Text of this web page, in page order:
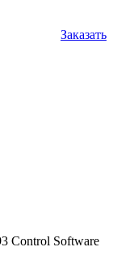
Заказать
Control Software